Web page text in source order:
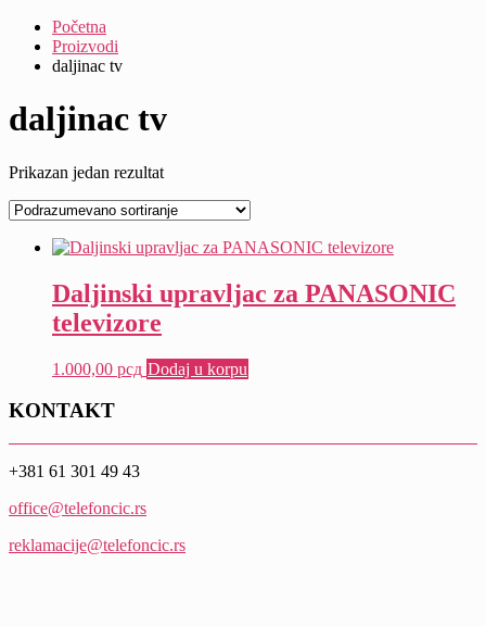
Početna
Proizvodi
daljinac tv
daljinac tv
Prikazan jedan rezultat
Daljinski upravljac za PANASONIC
televizore
1.000,00 рсд Dodaj u korpu
KONTAKT
+381 61 301 49 43
office@telefoncic.rs
reklamacije@telefoncic.rs